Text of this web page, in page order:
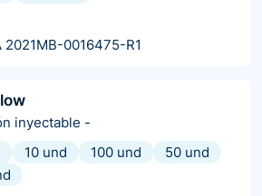
2021MB-0016475-R1
inyectable -
10 und 100 und
50 und